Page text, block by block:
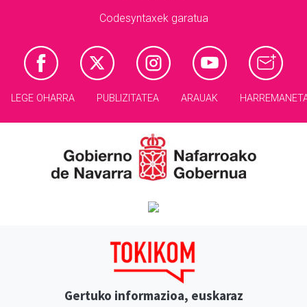
Codesyntaxek garatua
LEGE OHARRA PUBLIZITATEA ARAUAK
Gertuko informazioa, euskaraz